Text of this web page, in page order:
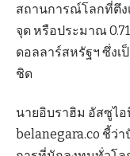
สถานการณ์โลกที่ตึง
จุด หรือประมาณ
ดอลลาร์สหรัฐฯ ซึ่ง
ชิด
นายอิบราฮิม อัสซูไอ
belanegara.co ชี้ว่